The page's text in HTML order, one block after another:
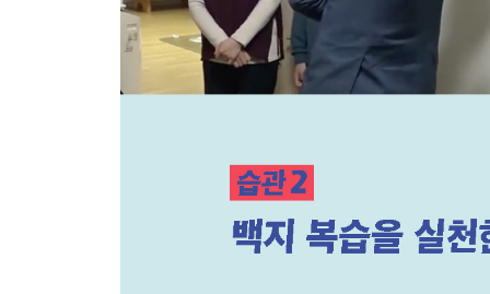
Chapter 7 66일 속독법
습관 30 나는 왜 글 읽는 속도가 느린가?
습관 33 첫 문장만 읽고도 글을 파악하는 속독법
PART 3 스토리 편 66일, 습관이 만든 극적인 변화